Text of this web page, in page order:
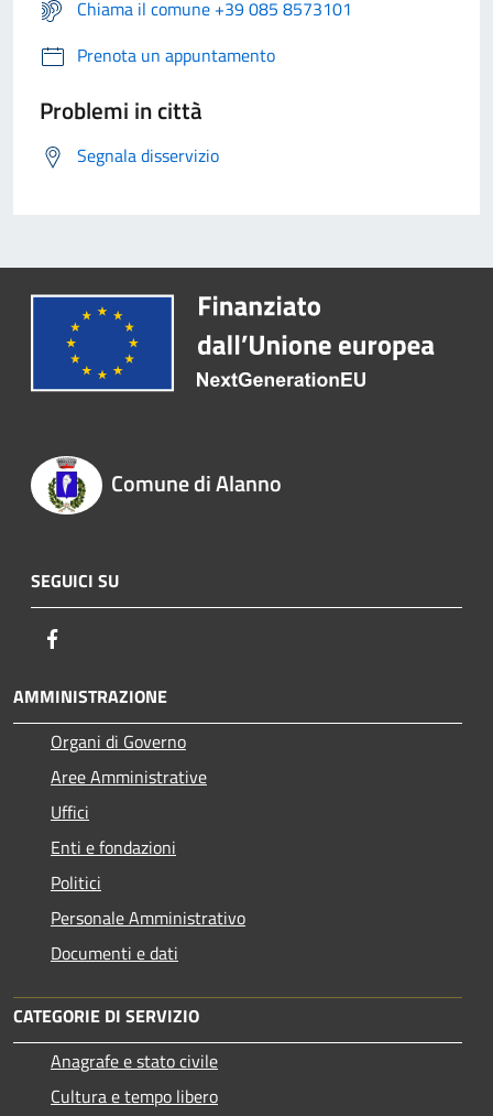
Chiama il comune +39 085 8573101
Prenota un appuntamento
Problemi in città
Segnala disservizio
Comune di Alanno
SEGUICI SU
AMMINISTRAZIONE
Organi di Governo
Aree Amministrative
Uffici
Enti e fondazioni
Politici
Personale Amministrativo
Documenti e dati
CATEGORIE DI SERVIZIO
Anagrafe e stato civile
Cultura e tempo libero